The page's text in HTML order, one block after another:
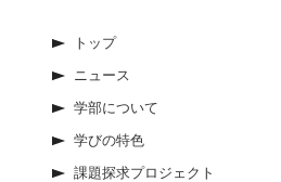
トップ
ニュース
学部について
学びの特色
課題探求プロジェクト